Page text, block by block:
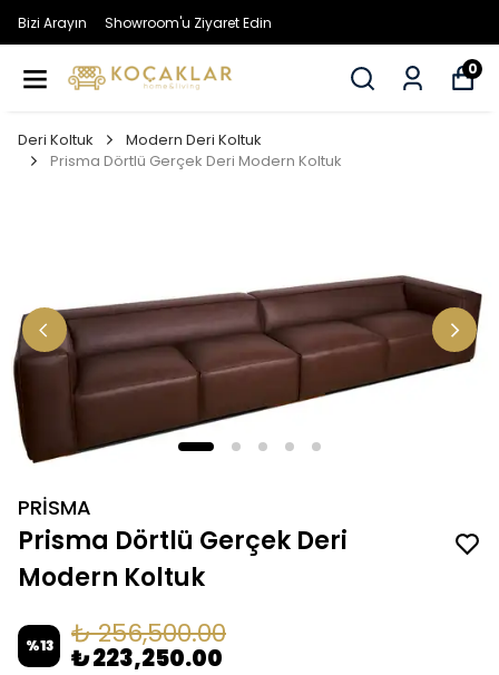
Bizi Arayın Showroom'u Ziyaret Edin
0
Deri Koltuk
Modern Deri Koltuk
Prisma Dörtlü Gerçek Deri Modern Koltuk
PRİSMA
Prisma Dörtlü Gerçek Deri
Modern Koltuk
%13 ₺ 256,500.00
₺ 223,250.00